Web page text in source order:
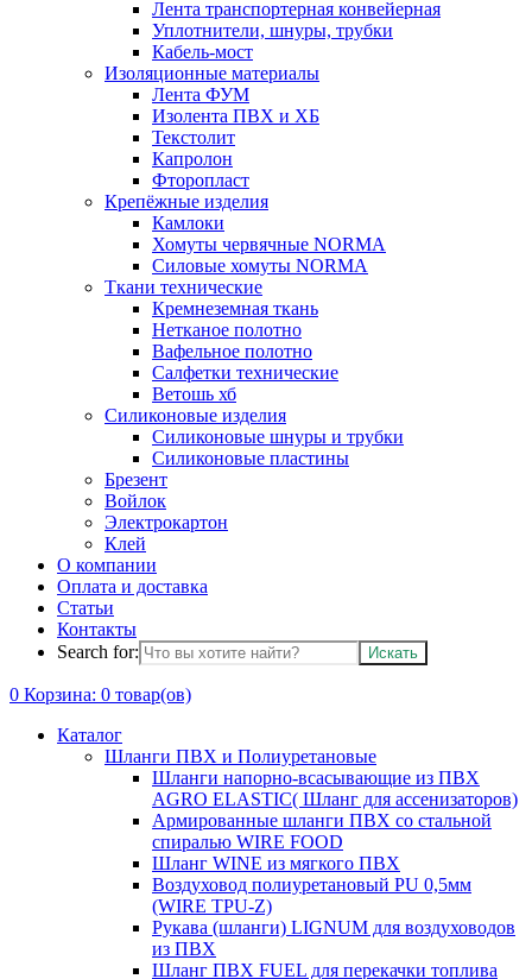
Лента транспортерная конвейерная
Уплотнители, шнуры, трубки
Кабель-мост
Изоляционные материалы
Лента ФУМ
Изолента ПВХ и ХБ
Текстолит
Капролон
Фторопласт
Крепёжные изделия
Камлоки
Хомуты червячные NORMA
Силовые хомуты NORMA
Ткани технические
Кремнеземная ткань
Нетканое полотно
Вафельное полотно
Салфетки технические
Ветошь хб
Силиконовые изделия
Силиконовые шнуры и трубки
Силиконовые пластины
Брезент
Войлок
Электрокартон
Клей
О компании
Оплата и доставка
Статьи
Контакты
Search for:
0 Корзина: 0 товар(ов)
Каталог
Шланги ПВХ и Полиуретановые
Шланги напорно-всасывающие из ПВХ
AGRO ELASTIC( Шланг для ассенизаторов)
Армированные шланги ПВХ со стальной
спиралью WIRE FOOD
Шланг WINE из мягкого ПВХ
Воздуховод полиуретановый PU 0,5мм
(WIRE TPU-Z)
Рукава (шланги) LIGNUM для воздуховодов
из ПВХ
Шланг ПВХ FUEL для перекачки топлива